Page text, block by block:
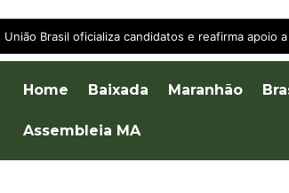
União Brasil oficializa candidatos e reafirma apoio
Home Baixada Maranhão
Assembleia MA